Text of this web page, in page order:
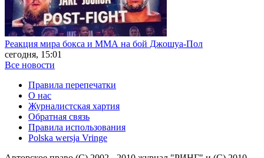
Реакция мира бокса и ММА на бой Джошуа-Пол
сегодня, 15:01
Все новости
Правила перепечатки
О нас
Журналистская хартия
Обратная связь
Правила использования
Polska wersja Vringe